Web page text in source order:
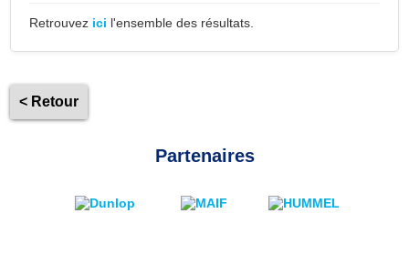
Retrouvez ici l'ensemble des résultats.
< Retour
Partenaires